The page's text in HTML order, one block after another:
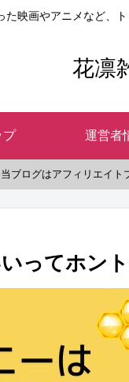
た映画やアニメなど、
花凛
プ 運営者
当ブログはアフィリエイト
ってホント